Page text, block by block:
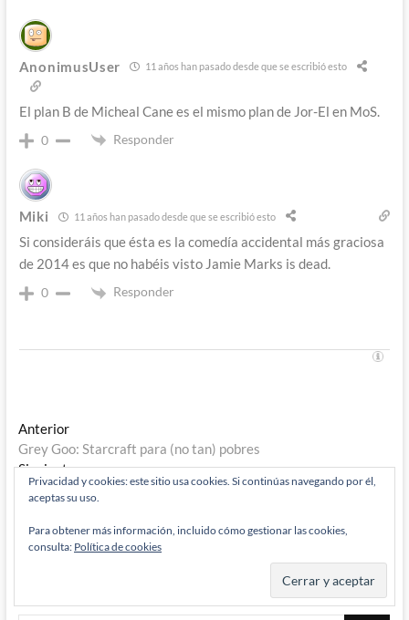
AnonimusUser 11 años han pasado desde que se escribió esto
El plan B de Micheal Cane es el mismo plan de Jor-El en MoS.
0 Responder
Miki 11 años han pasado desde que se escribió esto
Si consideráis que ésta es la comedía accidental más graciosa
de 2014 es que no habéis visto Jamie Marks is dead.
0 Responder
Navegación
de
entradas
AnteriorEntrada
anterior:
Grey Goo: Starcraft para (no tan) pobres
SiguienteEntrada
siguiente:
Interstellar de Christopher Nolan – La comedia accidental mas
divertida del pasado año 2º Parte
Privacidad y cookies: este sitio usa cookies. Si continúas navegando por él,
aceptas su uso.
Para obtener más información, incluido cómo gestionar las cookies,
consulta: Política de cookies